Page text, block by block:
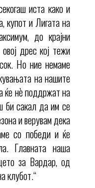
иста како и
купот и Лигата на
до крајни
дрес кој тежи
Но ние немаме
на нашите
ќе нѐ поддржат на
би сакал да им се
и верувам дека
со победи и ќе
Главната наша
за Вардар, од
клубот.“